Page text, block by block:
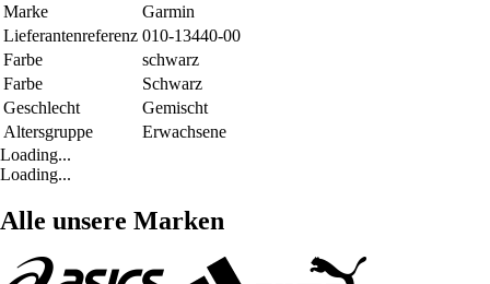
Marke
Garmin
Lieferantenreferenz 010-13440-00
Farbe
schwarz
Farbe
Schwarz
Geschlecht
Gemischt
Altersgruppe
Erwachsene
Loading...
Loading...
Alle unsere Marken